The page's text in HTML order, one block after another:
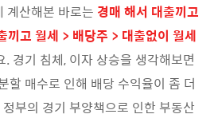
계산해본 바로는 경매 해서 대출끼고
끼고 월세 > 배당주 > 대출없이 월세
경기 침체, 이자 상승을 생각해보면
할 매수로 인해 배당 수익율이 좀 더
부의 경기 부양책으로 인한 부동산